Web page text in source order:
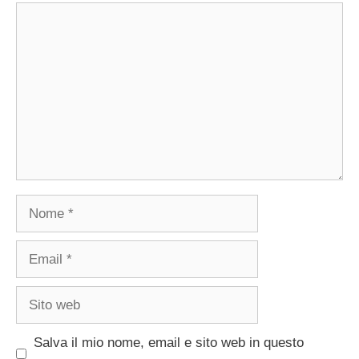
Nome
Email
Sito
Salva il mio nome, email e sito web in questo